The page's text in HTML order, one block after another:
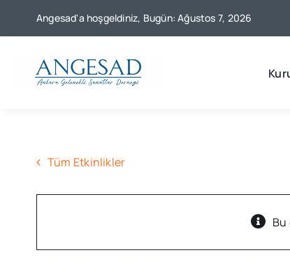
Angesad'a hoşgeldiniz, Bugün: Ağustos 7, 2026
Tüm Etkinlikler